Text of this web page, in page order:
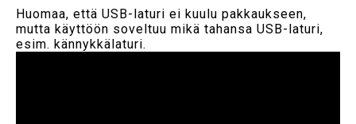
Huomaa, että USB-laturi ei kuulu pakkaukseen,
mutta käyttöön soveltuu mikä tahansa USB-laturi,
esim. kännykkälaturi.